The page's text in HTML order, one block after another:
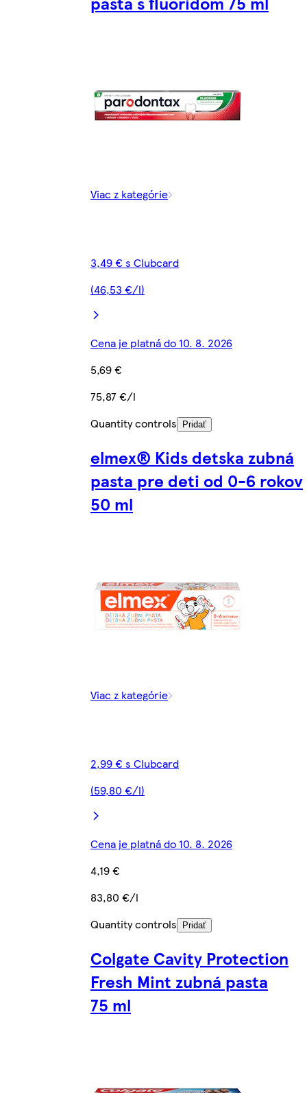
Viac z kategórie
3,49 € s Clubcard
(46,53 €/l)
Cena je platná do 10. 8. 2026
5,69 €
75,87 €/l
Quantity controls
Pridať
elmex® Kids detska zubná
pasta pre deti od 0-6 rokov
50 ml
Viac z kategórie
2,99 € s Clubcard
(59,80 €/l)
Cena je platná do 10. 8. 2026
4,19 €
83,80 €/l
Quantity controls
Pridať
Colgate Cavity Protection
Fresh Mint zubná pasta
75 ml